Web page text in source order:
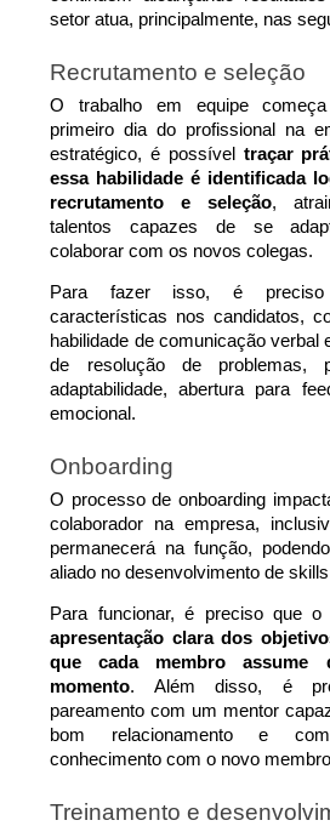
setor atua, principalmente, nas
Recrutamento e seleção
O trabalho em equipe
primeiro dia do profissional na
estratégico, é possível traçar
essa habilidade é identificada
recrutamento e seleção,
talentos capazes de se
colaborar com os novos colegas.
Para fazer isso, é preciso
características nos candidatos,
habilidade de comunicação verbal
de resolução de problemas,
adaptabilidade, abertura para
emocional.
Onboarding
O processo de onboarding
colaborador na empresa,
permanecerá na função,
aliado no desenvolvimento de
Para funcionar, é preciso que
apresentação clara dos
que cada membro assume
momento. Além disso, é
pareamento com um mentor
bom relacionamento e
conhecimento com o novo
Treinamento e